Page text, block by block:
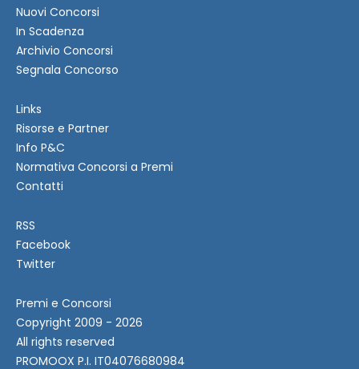
Nuovi Concorsi
In Scadenza
Archivio Concorsi
Segnala Concorso
Links
Risorse e Partner
Info P&C
Normativa Concorsi a Premi
Contatti
RSS
Facebook
Twitter
Premi e Concorsi
Copyright 2009 - 2026
All rights reserved
PROMOOX P.I. IT04076680984